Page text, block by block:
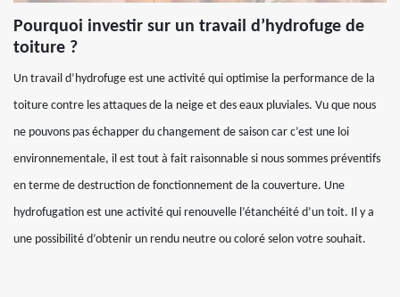
Pourquoi investir sur un travail d’hydrofuge de
toiture ?
Un travail d’hydrofuge est une activité qui optimise la performance de la
toiture contre les attaques de la neige et des eaux pluviales. Vu que nous
ne pouvons pas échapper du changement de saison car c’est une loi
environnementale, il est tout à fait raisonnable si nous sommes préventifs
en terme de destruction de fonctionnement de la couverture. Une
hydrofugation est une activité qui renouvelle l’étanchéité d’un toit. Il y a
une possibilité d’obtenir un rendu neutre ou coloré selon votre souhait.